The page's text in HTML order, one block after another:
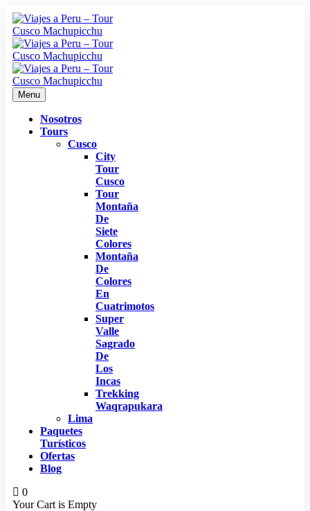
Menu
Nosotros
Tours
Cusco
City
Tour
Cusco
Tour
Montaña
De
Siete
Colores
Montaña
De
Colores
En
Cuatrimotos
Super
Valle
Sagrado
De
Los
Incas
Trekking
Waqrapukara
Lima
Paquetes
Turísticos
Ofertas
Blog
0
Your Cart is Empty